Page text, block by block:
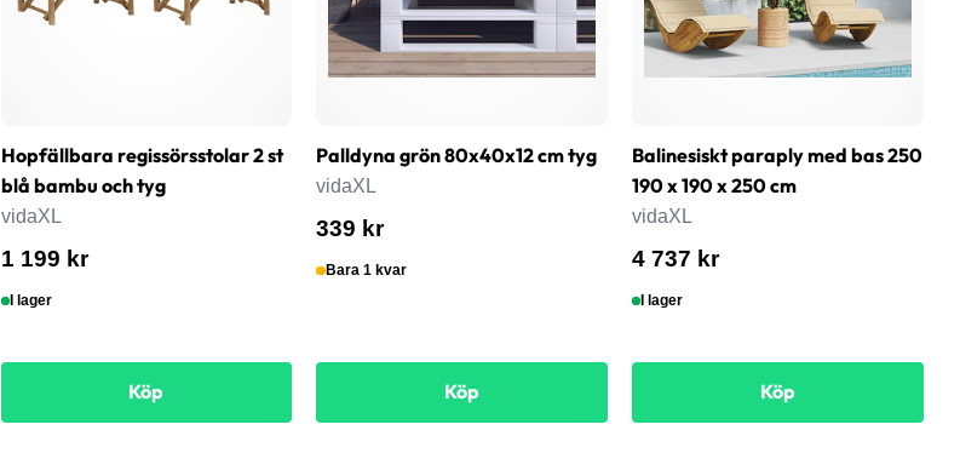
Hopfällbara regissörsstolar 2 st
blå bambu och tyg
vidaXL
1 199 kr
I lager
Köp
Palldyna grön 80x40x12 cm tyg
vidaXL
339 kr
Bara 1 kvar
Köp
Balinesiskt paraply med bas 250
190 x 190 x 250 cm
vidaXL
4 737 kr
I lager
Köp